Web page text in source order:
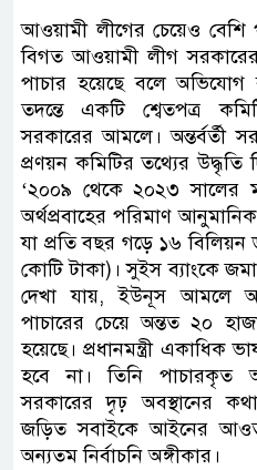
আওয়ামী লীগের চেয়েও
বিগত আওয়ামী লীগ
পাচার হয়েছে বলে অভিযোগ
তদন্তে একটি শ্বেতপত্র
সরকারের আমলে। অন্তর্বর্তী
প্রণয়ন কমিটির তথ্যের উদ্ধৃতি
‘২০০৯ থেকে ২০২৩ সালের
অর্থপ্রবাহের পরিমাণ
যা প্রতি বছর গড়ে ১৬
কোটি টাকা)। সুইস ব্যাংকে
দেখা যায়, ইউনূস আমলে
পাচারের চেয়ে অন্তত ২০
হয়েছে। প্রধানমন্ত্রী একাধিক
হবে না। তিনি পাচারকৃত
সরকারের দৃঢ় অবস্থানের
জড়িত সবাইকে আইনের
অন্যতম নির্বাচনি অঙ্গীকার।